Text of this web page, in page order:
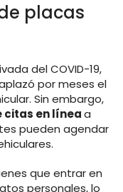
placas
del COVID-19,
por meses el
Sin embargo,
citas en líneaa
pueden agendar
que entrar en
personales, lo